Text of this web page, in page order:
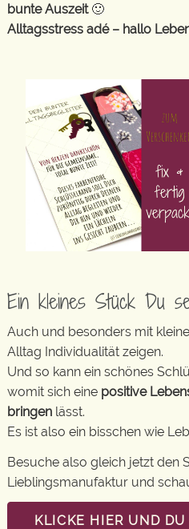
bunte Auszeit🙂
Alltagsstress adé – hallo
Ein kleines Stück Du
Auch und besonders mit
Alltag Individualität zeigen.
Und so kann ein schönes
womit sich eine positive
bringen lässt.
Es ist also ein bisschen wie
Besuche also gleich jetzt den
Lieblingsmanufaktur und
KLICKE HIER UND